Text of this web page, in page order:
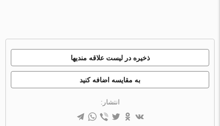
ذخیره در لیست علاقه مندیها
به مقایسه اضافه کنید
انتشار: